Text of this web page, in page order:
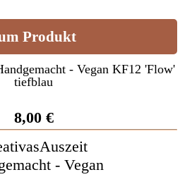
Produkt
8,00 €
- Vegan